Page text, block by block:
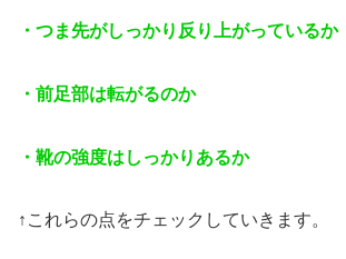
・つま先がしっかり反り上がっているか
・前足部は転がるのか
・靴の強度はしっかりあるか
↑これらの点をチェックしていきます。